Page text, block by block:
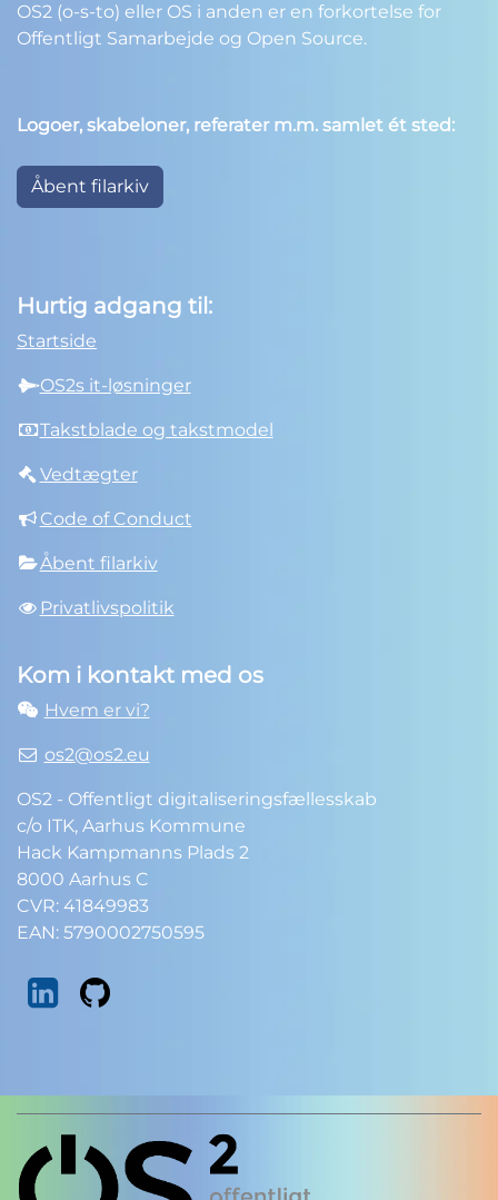
OS2 (o-s-to) eller OS i anden er en forkortelse for
Offentligt Samarbejde og Open Source.
Logoer, skabeloner, referater m.m. samlet ét sted:
Åbent filarkiv
Hurtig adgang til:
Startside
OS2s it-løsninger
Takstblade og takstmodel
Vedtægter
Code of Conduct
Åbent filarkiv
Privatlivspolitik
Kom i kontakt med os
Hvem er vi?
os2@os2.eu
OS2 - Offentligt digitaliseringsfællesskab
c/o ITK, Aarhus Kommune
Hack Kampmanns Plads 2
8000 Aarhus C
CVR: 41849983
EAN: 5790002750595